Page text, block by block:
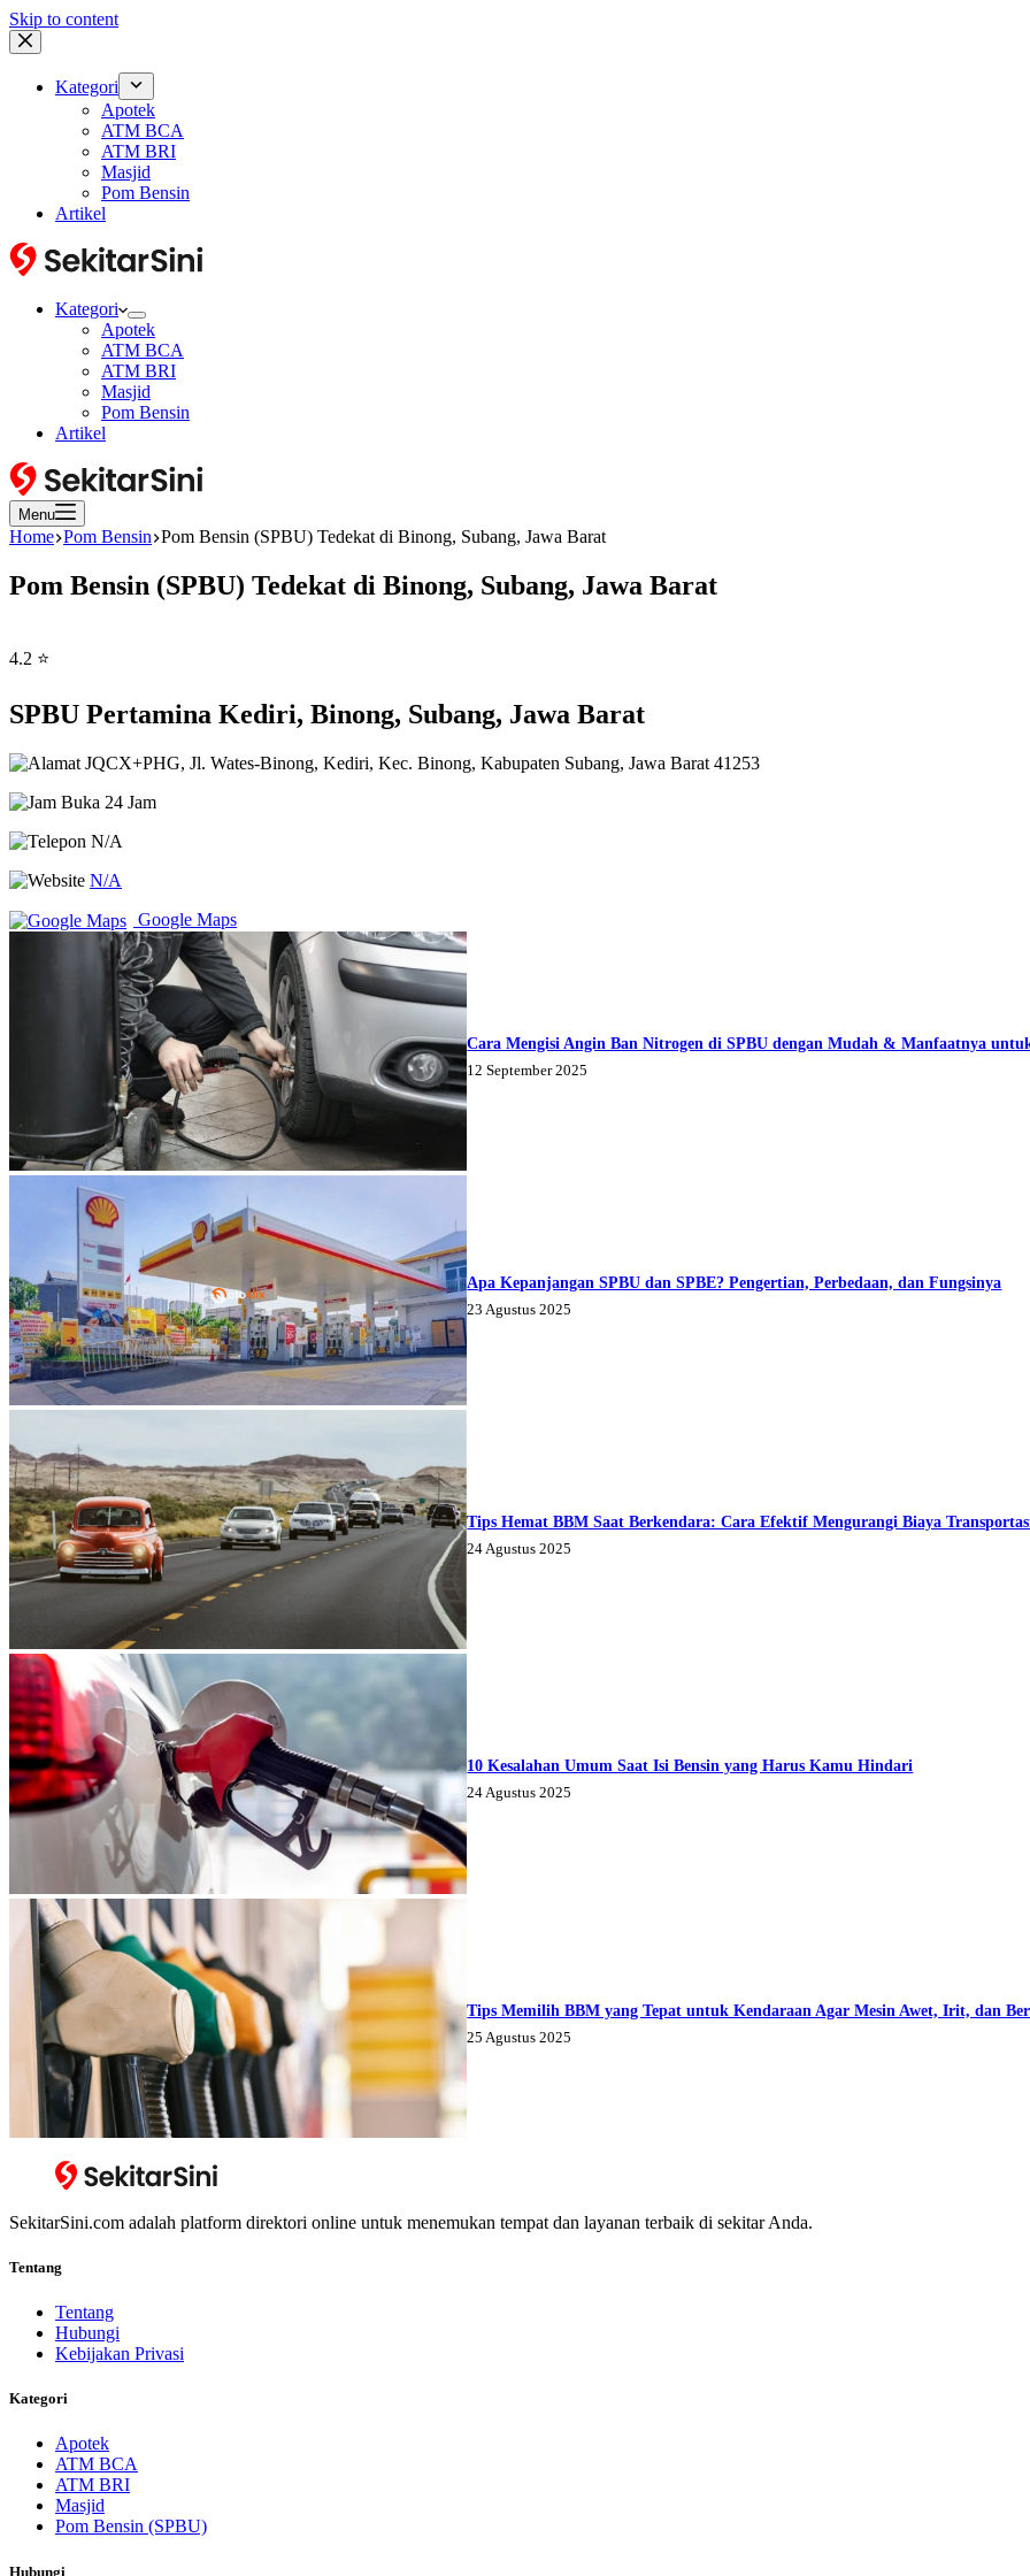
Skip to content
Kategori
Apotek
ATM BCA
ATM BRI
Masjid
Pom Bensin
Artikel
Kategori
Apotek
ATM BCA
ATM BRI
Masjid
Pom Bensin
Artikel
Menu
Home Pom Bensin Pom Bensin (SPBU) Tedekat di Binong, Subang, Jawa Barat
Pom Bensin (SPBU) Tedekat di Binong, Subang, Jawa Barat
4.2 ⭐
SPBU Pertamina Kediri, Binong, Subang, Jawa Barat
JQCX+PHG, Jl. Wates-Binong, Kediri, Kec. Binong, Kabupaten Subang, Jawa Barat 41253
Buka 24 Jam
N/A
N/A
Google Maps
Cara Mengisi Angin Ban Nitrogen di SPBU dengan Mudah & Manfaatnya
12 September 2025
Apa Kepanjangan SPBU dan SPBE? Pengertian, Perbedaan, dan Fungsinya
23 Agustus 2025
Tips Hemat BBM Saat Berkendara: Cara Efektif Mengurangi Biaya
24 Agustus 2025
10 Kesalahan Umum Saat Isi Bensin yang Harus Kamu Hindari
24 Agustus 2025
Tips Memilih BBM yang Tepat untuk Kendaraan Agar Mesin Awet, Irit, dan
25 Agustus 2025
SekitarSini.com adalah platform direktori online untuk menemukan tempat dan layanan terbaik di sekitar Anda.
Tentang
Tentang
Hubungi
Kebijakan Privasi
Kategori
Apotek
ATM BCA
ATM BRI
Masjid
Pom Bensin (SPBU)
Hubungi